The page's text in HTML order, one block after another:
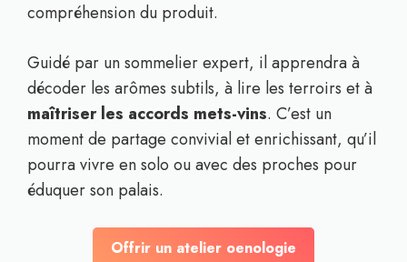
compréhension du produit.
Guidé par un sommelier expert, il apprendra à
décoder les arômes subtils, à lire les terroirs et à
maîtriser les accords mets-vins. C’est un
moment de partage convivial et enrichissant, qu’il
pourra vivre en solo ou avec des proches pour
éduquer son palais.
Offrir un atelier oenologie